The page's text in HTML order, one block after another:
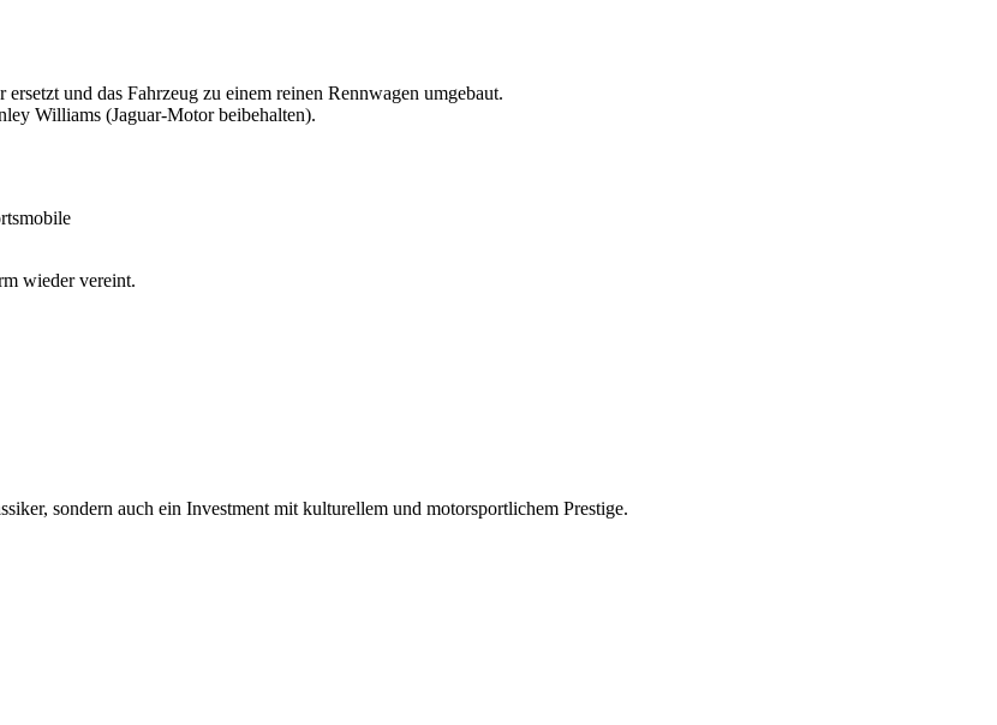
und das Fahrzeug zu einem reinen Rennwagen umgebaut.
Williams (Jaguar-Motor beibehalten).
wieder vereint.
sondern auch ein Investment mit kulturellem und motorsportlichem Prestige.